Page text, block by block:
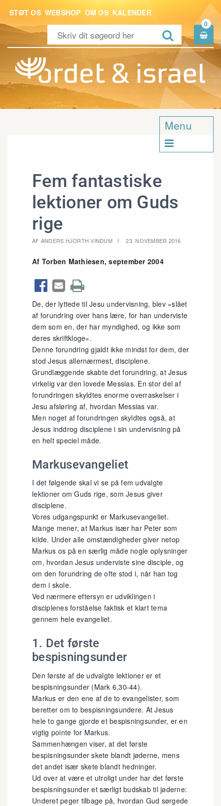
STØT OS WEBSHOP OM OS KALENDER

0

Menu

Fem fantastiske
lektioner om Guds
rige
AF ANDERS HJORTH VINDUM 23. NOVEMBER 2016
Af Torben Mathiesen, september 2004
  
De, der lyttede til Jesu undervisning, blev »slået
af forundring over hans lære, for han underviste
dem som en, der har myndighed, og ikke som
deres skriftkloge«.
Denne forundring gjaldt ikke mindst for dem, der
stod Jesus allernærmest, disciplene.
Grundlæggende skabte det forundring, at Jesus
virkelig var den lovede Messias. En stor del af
forundringen skyldtes enorme overraskelser i
Jesu afsløring af, hvordan Messias var.
Men noget af forundringen skyldtes også, at
Jesus inddrog disciplene i sin undervisning på
en helt speciel måde.
Markusevangeliet
I det følgende skal vi se på fem udvalgte
lektioner om Guds rige, som Jesus giver
disciplene.
Vores udgangspunkt er Markusevangeliet.
Mange mener, at Markus især har Peter som
kilde. Under alle omstændigheder giver netop
Markus os på en særlig måde nogle oplysninger
om, hvordan Jesus underviste sine disciple, og
om den forundring de ofte stod i, når han tog
dem i skole.
Ved nærmere eftersyn er udviklingen i
disciplenes forståelse faktisk et klart tema
gennem hele evangeliet.
1. Det første
bespisningsunder
Den første af de udvalgte lektioner er et
bespisningsunder (Mark 6,30-44).
Markus er den ene af de to evangelister, som
beretter om to bespisningsundere. At Jesus
hele to gange gjorde et bespisningsunder, er en
vigtig pointe for Markus.
Sammenhængen viser, at det første
bespisningsunder skete blandt jøderne, mens
det andet især skete blandt hedninger.
Ud over at være et utroligt under har det første
bespisningsunder et særligt budskab til jøderne:
Underet peger tilbage på, hvordan Gud sørgede